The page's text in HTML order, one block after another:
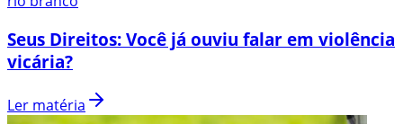
Seus Direitos: Você já ouviu falar em violência
vicária?
Ler matéria